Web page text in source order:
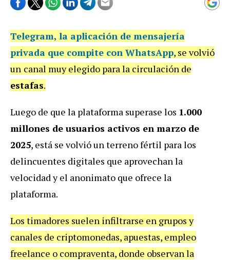
Telegram, la aplicación de mensajería
privada que compite con WhatsApp, se volvió
un canal muy elegido para la circulación de
estafas.
Luego de que la plataforma superase los 1.000
millones de usuarios activos en marzo de
2025, está se volvió un terreno fértil para los
delincuentes digitales que aprovechan la
velocidad y el anonimato que ofrece la
plataforma.
Los timadores suelen infiltrarse en grupos y
canales de criptomonedas, apuestas, empleo
freelance o compraventa, donde observan la